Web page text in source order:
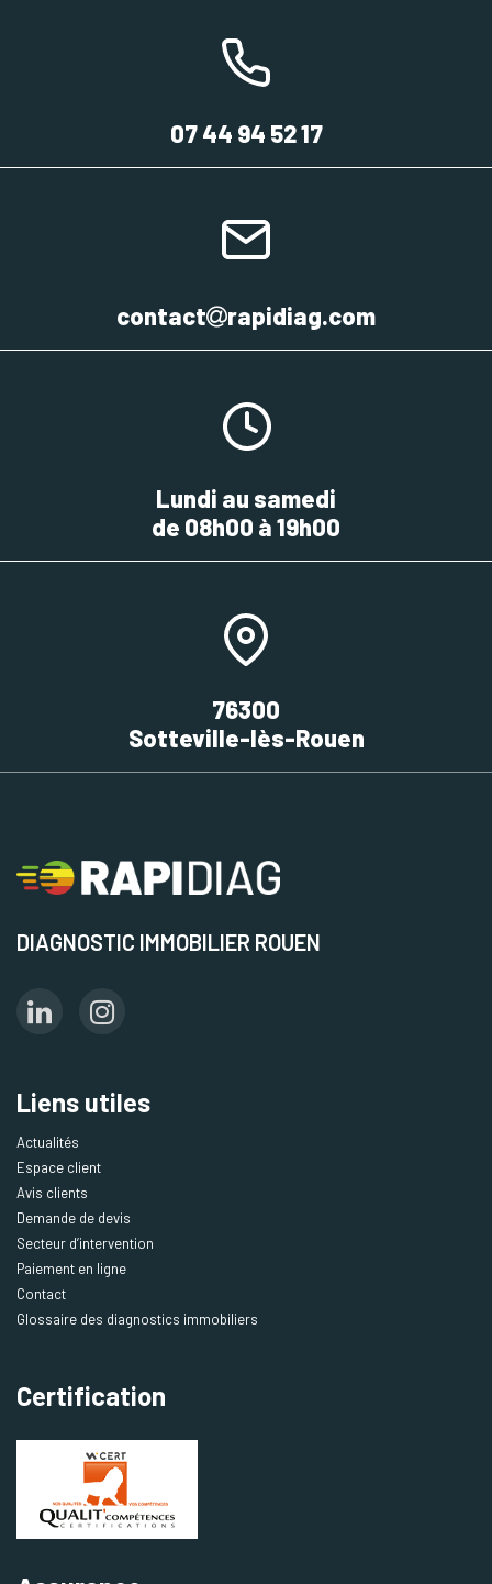
07 44 94 52 17
contact rapidiag.com
Lundi au samedi
de 08h00 à 19h00
76300
Sotteville-lès-Rouen
DIAGNOSTIC IMMOBILIER ROUEN
Liens utiles
Actualités
Espace client
Avis clients
Demande de devis
Secteur d’intervention
Paiement en ligne
Contact
Glossaire des diagnostics immobiliers
Certification